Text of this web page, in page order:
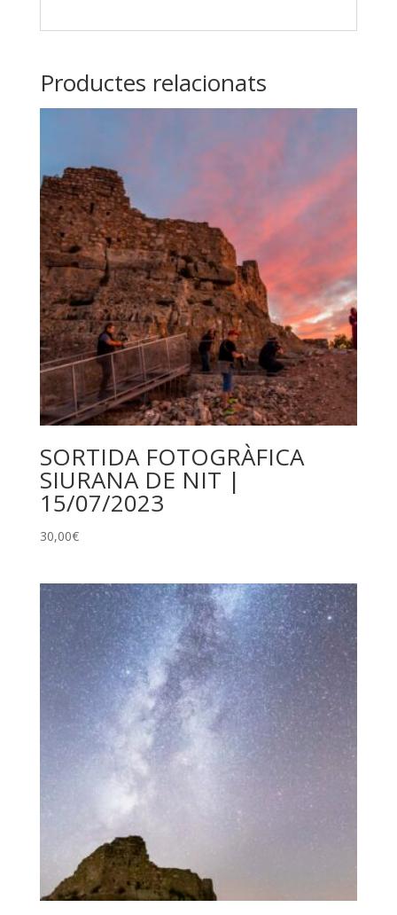
Productes relacionats
SORTIDA FOTOGRÀFICA
SIURANA DE NIT |
15/07/2023
30,00€